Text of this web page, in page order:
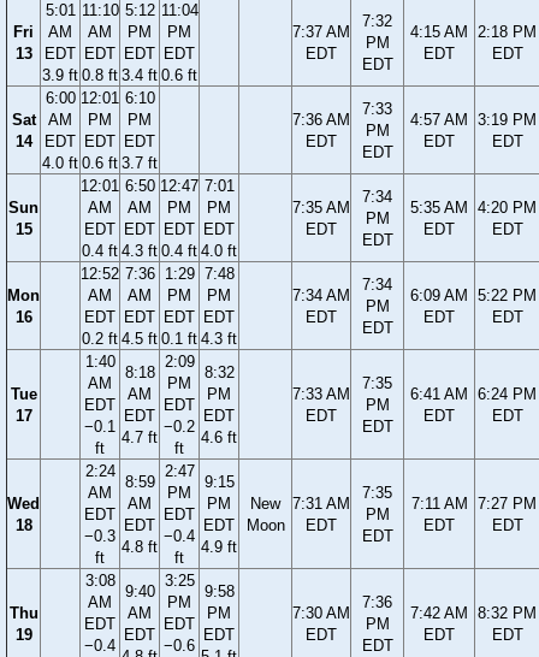
Fri
13
5:01
AM
EDT
3.9 ft
11:10
AM
EDT
0.8 ft
5:12
PM
EDT
3.4 ft
11:04
PM
EDT
0.6 ft
7:37 AM
EDT
7:32
PM
EDT
4:15 AM
EDT
2:18 PM
EDT
Sat
14
6:00
AM
EDT
4.0 ft
12:01
PM
EDT
0.6 ft
6:10
PM
EDT
3.7 ft
7:36 AM
EDT
7:33
PM
EDT
4:57 AM
EDT
3:19 PM
EDT
Sun
15
12:01
AM
EDT
0.4 ft
6:50
AM
EDT
4.3 ft
12:47
PM
EDT
0.4 ft
7:01
PM
EDT
4.0 ft
7:35 AM
EDT
7:34
PM
EDT
5:35 AM
EDT
4:20 PM
EDT
Mon
16
12:52
AM
EDT
0.2 ft
7:36
AM
EDT
4.5 ft
1:29
PM
EDT
0.1 ft
7:48
PM
EDT
4.3 ft
7:34 AM
EDT
7:34
PM
EDT
6:09 AM
EDT
5:22 PM
EDT
Tue
17
1:40
AM
EDT
−0.1
ft
8:18
AM
EDT
4.7 ft
2:09
PM
EDT
−0.2
ft
8:32
PM
EDT
4.6 ft
7:33 AM
EDT
7:35
PM
EDT
6:41 AM
EDT
6:24 PM
EDT
Wed
18
2:24
AM
EDT
−0.3
ft
8:59
AM
EDT
4.8 ft
2:47
PM
EDT
−0.4
ft
9:15
PM
EDT
4.9 ft
New
Moon
7:31 AM
EDT
7:35
PM
EDT
7:11 AM
EDT
7:27 PM
EDT
Thu
19
3:08
AM
EDT
−0.4
9:40
AM
EDT
3:25
PM
EDT
−0.6
9:58
PM
EDT
7:30 AM
EDT
7:36
PM
EDT
7:42 AM
EDT
8:32 PM
EDT